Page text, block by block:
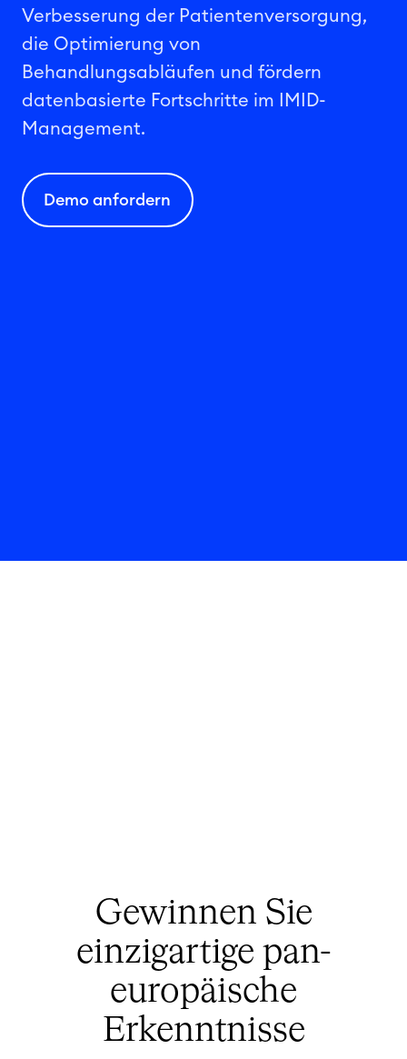
Verbesserung der Patientenversorgung,
die Optimierung von
Behandlungsabläufen und fördern
datenbasierte Fortschritte im IMID-
Management.
Demo anfordern
Gewinnen Sie
einzigartige pan-
europäische
Erkenntnisse